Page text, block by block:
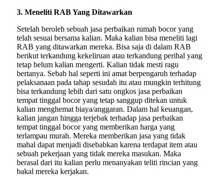
3. Meneliti RAB Yang Ditawarkan
Setelah beroleh sebuah jasa perbaikan rumah bocor yang
telah sesuai bersama kalian. Maka kalian bisa meneliti lagi
RAB yang ditawarkan mereka. Bisa saja di dalam RAB
berikut terkandung kekeliruan atau terkandung perihal yang
tetap belum kalian mengerti. Kalian tidak mesti ragu
bertanya. Sebab hal seperti ini amat berpengaruh terhadap
pelaksanaan pada tahap sesudah itu atau mungkin terhitung
bisa terkandung lebih dari satu ongkos jasa perbaikan
tempat tinggal bocor yang tetap sanggup ditekan untuk
kalian menghemat biaya/anggaran. Dalam hal keuangan,
kalian jangan hingga terjebak terhadap jasa perbaikan
tempat tinggal bocor yang memberikan harga yang
terlampau murah. Mereka memberikan jasa yang tidak
mahal dapat menjadi disebabkan karena terdapat item atau
sebuah pekerjaan yang tidak mereka masukan. Maka
berasal dari itu kalian perlu menanyakan teliti rincian yang
bakal mereka kerjakan.